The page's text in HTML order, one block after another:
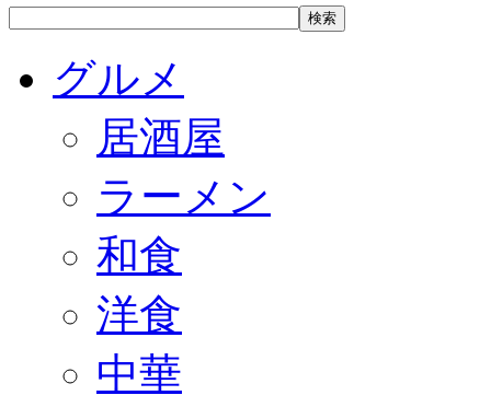
グルメ
居酒屋
ラーメン
和食
洋食
中華